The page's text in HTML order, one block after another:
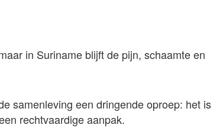
in Suriname blijft de pijn, schaamte en
samenleving een dringende oproep: het is
rechtvaardige aanpak.